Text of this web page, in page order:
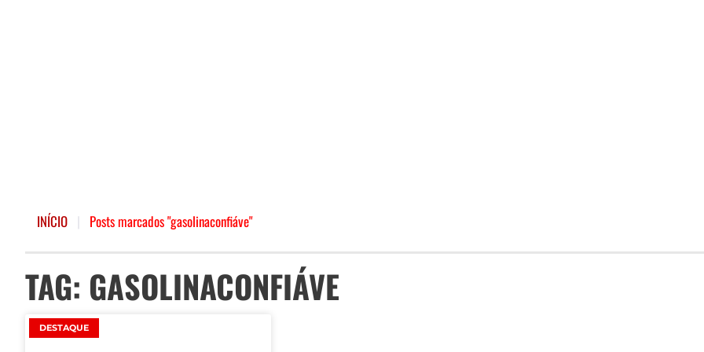
INÍCIO Posts marcados "gasolinaconfiáve"
TAG: GASOLINACONFIÁVE
DESTAQUE